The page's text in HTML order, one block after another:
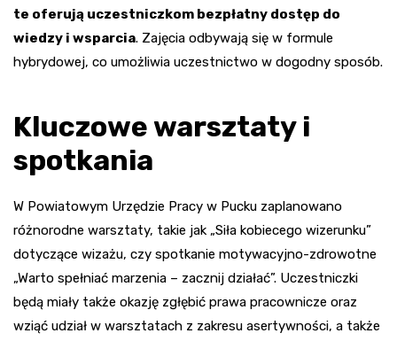
te oferują uczestniczkom bezpłatny dostęp do
wiedzy i wsparcia. Zajęcia odbywają się w formule
hybrydowej, co umożliwia uczestnictwo w dogodny sposób.
Kluczowe warsztaty i
spotkania
W Powiatowym Urzędzie Pracy w Pucku zaplanowano
różnorodne warsztaty, takie jak „Siła kobiecego wizerunku”
dotyczące wizażu, czy spotkanie motywacyjno-zdrowotne
„Warto spełniać marzenia – zacznij działać”. Uczestniczki
będą miały także okazję zgłębić prawa pracownicze oraz
wziąć udział w warsztatach z zakresu asertywności, a także